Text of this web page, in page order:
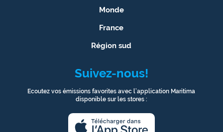
Monde
France
Région sud
Suivez-nous!
Ecoutez vos émissions favorites avec l’application Maritima
disponible sur les stores :